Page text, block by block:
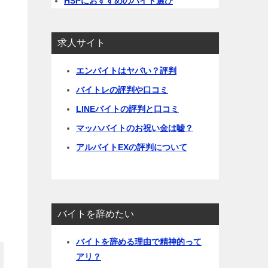
求人サイト
エンバイトはヤバい？評判
バイトレの評判や口コミ
LINEバイトの評判と口コミ
マッハバイトのお祝い金は嘘？
アルバイトEXの評判について
バイトを辞めたい
バイトを辞める理由で精神的って
アリ？